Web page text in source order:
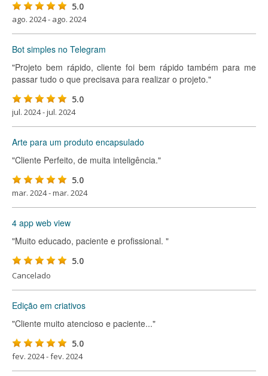
5.0
ago. 2024 - ago. 2024
Bot simples no Telegram
"Projeto bem rápido, cliente foi bem rápido também para me
passar tudo o que precisava para realizar o projeto."
5.0
jul. 2024 - jul. 2024
Arte para um produto encapsulado
"Cliente Perfeito, de muita inteligência."
5.0
mar. 2024 - mar. 2024
4 app web view
"Muito educado, paciente e profissional. "
5.0
Cancelado
Edição em criativos
"Cliente muito atencioso e paciente..."
5.0
fev. 2024 - fev. 2024